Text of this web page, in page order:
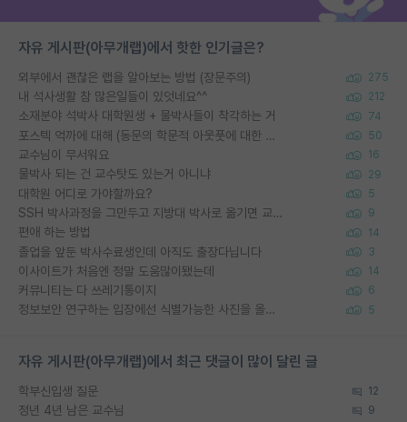
자유 게시판(아무개랩)에서 핫한 인기글은?
외부에서 괜찮은 랩을 알아보는 방법 (장문주의) 275
내 석사생활 참 많은일들이 있엇네요^^ 212
소재분야 석박사 대학원생 + 물박사들이 착각하는 거 74
포스텍 억까에 대해 (동문의 학문적 아웃풋에 대한 반박) 50
교수님이 무서워요 16
물박사 되는 건 교수탓도 있는거 아니냐 29
대학원 어디로 가야할까요? 5
SSH 박사과정을 그만두고 지방대 박사로 옮기면 교수의 꿈은 끝일까요? 9
편애 하는 방법 14
졸업을 앞둔 박사수료생인데 아직도 출장다닙니다 3
이사이트가 처음엔 정말 도움많이됐는데 14
커뮤니티는 다 쓰레기통이지 6
정보보안 연구하는 입장에선 식별가능한 사진을 올리는건 비추이긴함 5
자유 게시판(아무개랩)에서 최근 댓글이 많이 달린 글
학부신입생 질문 12
정년 4년 남은 교수님 9